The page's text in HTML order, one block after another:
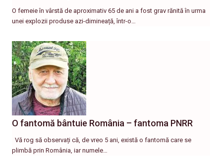
O femeie în vârstă de aproximativ 65 de ani a fost grav rănită în urma
unei explozii produse azi-dimineață, într-o…
O fantomă bântuie România – fantoma PNRR
Vă rog să observați că, de vreo 5 ani, există o fantomă care se
plimbă prin România, iar numele…